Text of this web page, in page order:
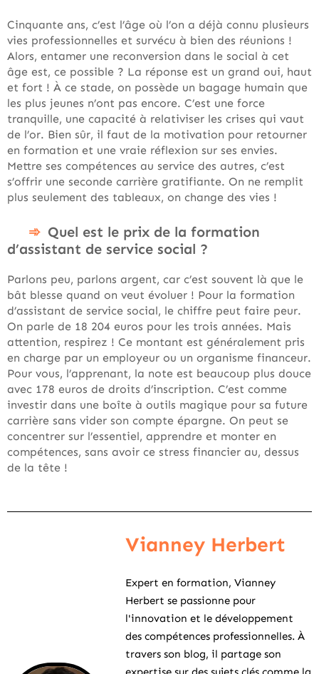
Cinquante ans, c’est l’âge où l’on a déjà connu plusieurs
vies professionnelles et survécu à bien des réunions !
Alors, entamer une reconversion dans le social à cet
âge est, ce possible ? La réponse est un grand oui, haut
et fort ! À ce stade, on possède un bagage humain que
les plus jeunes n’ont pas encore. C’est une force
tranquille, une capacité à relativiser les crises qui vaut
de l’or. Bien sûr, il faut de la motivation pour retourner
en formation et une vraie réflexion sur ses envies.
Mettre ses compétences au service des autres, c’est
s’offrir une seconde carrière gratifiante. On ne remplit
plus seulement des tableaux, on change des vies !
Quel est le prix de la formation
d’assistant de service social ?
Parlons peu, parlons argent, car c’est souvent là que le
bât blesse quand on veut évoluer ! Pour la formation
d’assistant de service social, le chiffre peut faire peur.
On parle de 18 204 euros pour les trois années. Mais
attention, respirez ! Ce montant est généralement pris
en charge par un employeur ou un organisme financeur.
Pour vous, l’apprenant, la note est beaucoup plus douce
avec 178 euros de droits d’inscription. C’est comme
investir dans une boîte à outils magique pour sa future
carrière sans vider son compte épargne. On peut se
concentrer sur l’essentiel, apprendre et monter en
compétences, sans avoir ce stress financier au, dessus
de la tête !
Vianney Herbert
Expert en formation, Vianney
Herbert se passionne pour
l'innovation et le développement
des compétences professionnelles. À
travers son blog, il partage son